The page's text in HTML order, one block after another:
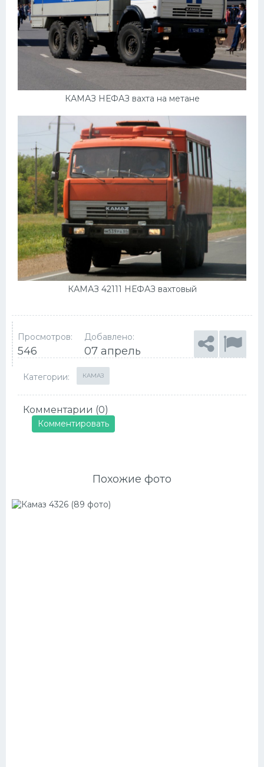
КАМАЗ НЕФАЗ вахта на метане
КАМАЗ 42111 НЕФАЗ вахтовый
Просмотров:
546
Добавлено:
07 апрель
Категории: КАМАЗ
Комментарии (0)
Комментировать
Похожие фото